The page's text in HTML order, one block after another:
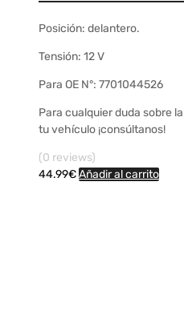
Posición: delantero.
Tensión: 12 V
Para OE N°: 7701044526
Para cualquier duda sobre
tu vehículo ¡consúltanos!
(0 reviews)
44.99€Añadir al carrito